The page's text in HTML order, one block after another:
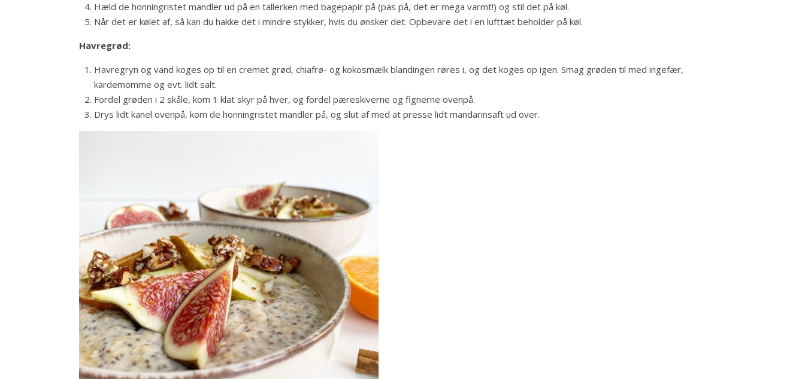
Hæld de honningristet mandler ud på en tallerken med bagepapir på (pas på, det er mega varmt!) og stil det på køl.
Når det er kølet af, så kan du hakke det i mindre stykker, hvis du ønsker det. Opbevare det i en lufttæt beholder på køl.
Havregrød:
Havregryn og vand koges op til en cremet grød, chiafrø- og kokosmælk blandingen røres i, og det koges op igen. Smag grøden til med ingefær,
kardemomme og evt. lidt salt.
Fordel grøden i 2 skåle, kom 1 klat skyr på hver, og fordel pæreskiverne og fignerne ovenpå.
Drys lidt kanel ovenpå, kom de honningristet mandler på, og slut af med at presse lidt mandarinsaft ud over.